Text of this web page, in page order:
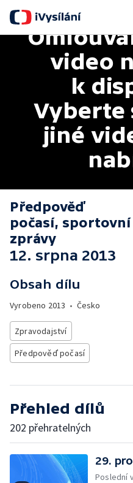
video
k
Vyberte
jiné
Předpověď
počasí, sportovní
zprávy
12. srpna 2013
Obsah dílu
Vyrobeno 2013 • Česko
Zpravodajství
Předpověď počasí
Přehled dílů
202 přehratelných
29.
Poslední